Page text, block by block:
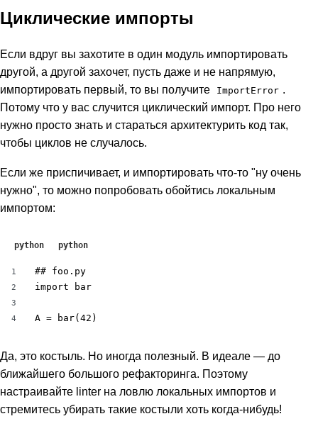
Циклические импорты
Если вдруг вы захотите в один модуль импортировать
другой, а другой захочет, пусть даже и не напрямую,
импортировать первый, то вы получите
ImportError .
Потому что у вас случится циклический импорт. Про него
нужно просто знать и стараться архитектурить код так,
чтобы циклов не случалось.
Если же приспичивает, и импортировать что-то "ну очень
нужно", то можно попробовать обойтись локальным
импортом:
python python
1
2
3
4
## foo.py
import bar
A = bar(42)
Да, это костыль. Но иногда полезный. В идеале — до
ближайшего большого рефакторинга. Поэтому
настраивайте linter на ловлю локальных импортов и
стремитесь убирать такие костыли хоть когда-нибудь!